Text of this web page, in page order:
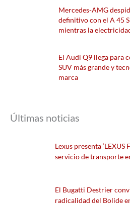
Mercedes-AMG
definitivo con el A 45
mientras la
El Audi Q9 llega para
SUV más grande y
marca
Últimas noticias
Lexus presenta ‘LEXUS
servicio de transporte
El Bugatti Destrier
radicalidad del Bolide